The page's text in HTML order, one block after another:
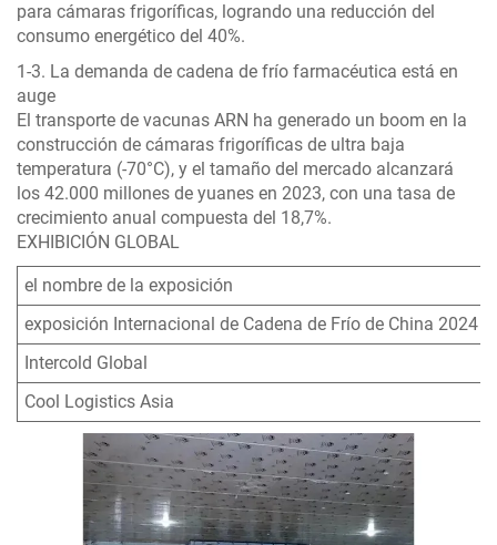
para cámaras frigoríficas, logrando una reducción del
consumo energético del 40%.
1-3. La demanda de cadena de frío farmacéutica está en
auge
El transporte de vacunas ARN ha generado un boom en la
construcción de cámaras frigoríficas de ultra baja
temperatura (-70°C), y el tamaño del mercado alcanzará
los 42.000 millones de yuanes en 2023, con una tasa de
crecimiento anual compuesta del 18,7%.
EXHIBICIÓN GLOBAL
el nombre de la exposición
exposición Internacional de Cadena de Frío de China 2024
Intercold Global
Cool Logistics Asia